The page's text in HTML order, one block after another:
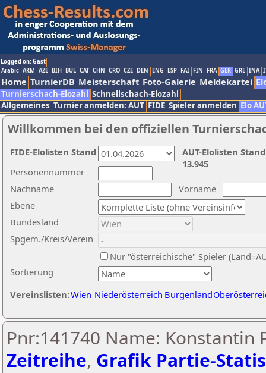
Logged on: Gast
Arabic ARM AZE BIH BUL CAT CHN CRO CZE DEN ENG ESP FAI FIN FRA GER GRE INA
Home TurnierDB Meisterschaft Foto-Galerie Meldekartei
Turnierschach-Elozahl Schnellschach-Elozahl
Allgemeines Turnier anmelden: AUT FIDE Spieler anmelden Elo
Willkommen bei den offiziellen
Nachname
Vorname
Ebene
Sortierung
Personennummer
Bundesland
Spgem./Kreis/Verein
Nur "österreichische" Spieler
Vereinslisten:Wien Niederösterreich Burgenland
AUT-Elolisten
13.945
FIDE-Elolisten Stand
Pnr:141740 Name: Konstantin
Zeitreihe, Grafik Partie-